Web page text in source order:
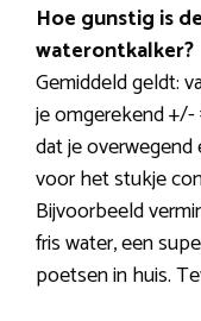
Hoe gunstig is
waterontkalker?
Gemiddeld geldt:
je omgerekend +/-
dat je
voor het stukje
Bijvoorbeeld
fris water, een
poetsen in huis.